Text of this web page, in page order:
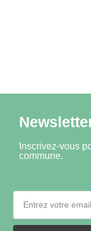
Inscrivez-vous
commune.